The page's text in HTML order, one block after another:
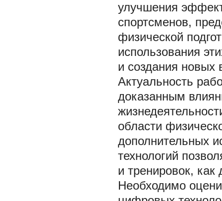
улучшения
спортсменов,
физической
использования
и создания новых
Актуальность
доказанным
области
дополнительных
технологий
и тренировок,
Необходимо